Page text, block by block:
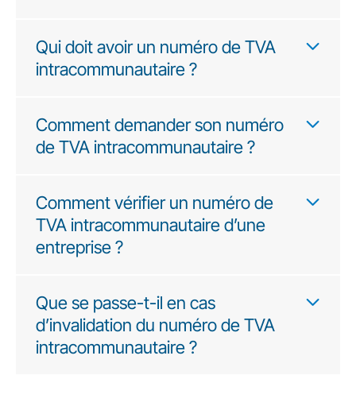
Qui doit avoir un numéro de TVA
intracommunautaire ?
Comment demander son numéro
de TVA intracommunautaire ?
Comment vérifier un numéro de
TVA intracommunautaire d’une
entreprise ?
Que se passe-t-il en cas
d’invalidation du numéro de TVA
intracommunautaire ?